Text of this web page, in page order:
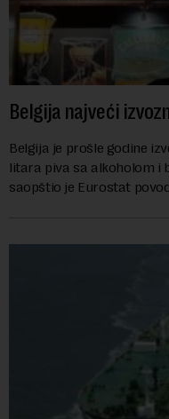
Belgija najveći
Belgija je prošle godine
litara piva sa alkoholom i
saopštio je Eurostat